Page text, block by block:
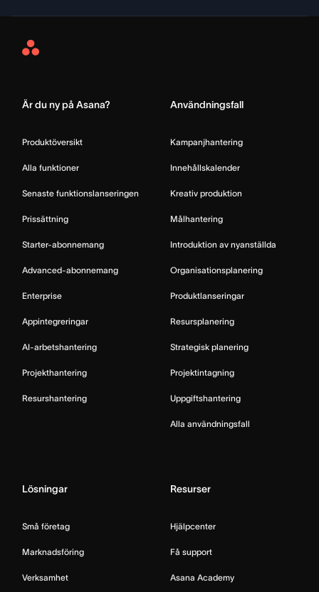
Asana
Är du ny på Asana?
Produktöversikt
Alla funktioner
Senaste funktionslanseringen
Prissättning
Starter-abonnemang
Advanced-abonnemang
Enterprise
Appintegreringar
AI-arbetshantering
Projekthantering
Resurshantering
Användningsfall
Kampanjhantering
Innehållskalender
Kreativ produktion
Målhantering
Introduktion av nyanställda
Organisationsplanering
Produktlanseringar
Resursplanering
Strategisk planering
Projektintagning
Uppgiftshantering
Alla användningsfall
Lösningar
Små företag
Marknadsföring
Verksamhet
Resurser
Hjälpcenter
Få support
Asana Academy